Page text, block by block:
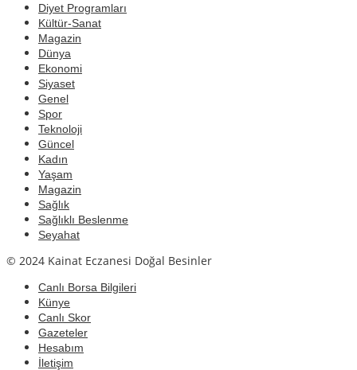
Diyet Programları
Kültür-Sanat
Magazin
Dünya
Ekonomi
Siyaset
Genel
Spor
Teknoloji
Güncel
Kadın
Yaşam
Magazin
Sağlık
Sağlıklı Beslenme
Seyahat
© 2024 Kainat Eczanesi Doğal Besinler
Canlı Borsa Bilgileri
Künye
Canlı Skor
Gazeteler
Hesabım
İletişim